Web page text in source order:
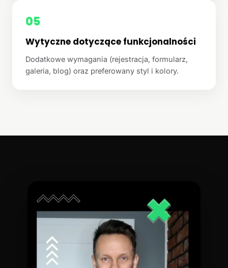
05
Wytyczne dotyczące funkcjonalności
Dodatkowe wymagania (rejestracja, formularz,
galeria, blog) oraz preferowany styl i kolory.